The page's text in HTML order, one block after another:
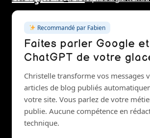
Recommandé par Fabien
Faites parler Google et
ChatGPT de votre
Christelle transforme vos messages
articles de blog publiés
votre site. Vous parlez de votre
publie. Aucune compétence en
technique.